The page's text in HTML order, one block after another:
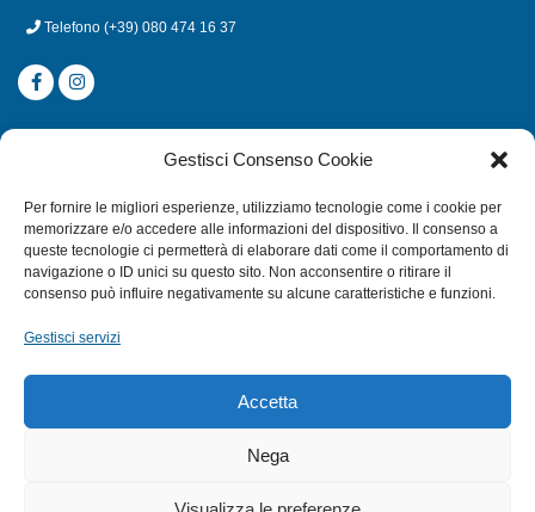
Gestisci Consenso Cookie
Per fornire le migliori esperienze, utilizziamo tecnologie come i cookie per
memorizzare e/o accedere alle informazioni del dispositivo. Il consenso a
queste tecnologie ci permetterà di elaborare dati come il comportamento di
navigazione o ID unici su questo sito. Non acconsentire o ritirare il
consenso può influire negativamente su alcune caratteristiche e funzioni.
Gestisci servizi
Accetta
Nega
Telefono (+39) 080 474 16 37
CATEGORIE
MULINELLI
CANNE
ACCESSORI NAUTICI